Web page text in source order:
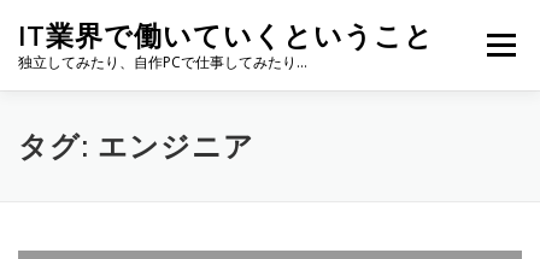
IT業界で働いていくということ
独立してみたり、自作PCで仕事してみたり…
メニュー
タグ: エンジニア